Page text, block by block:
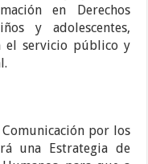
en Derechos
y adolescentes,
el servicio público y
por los
una Estrategia de